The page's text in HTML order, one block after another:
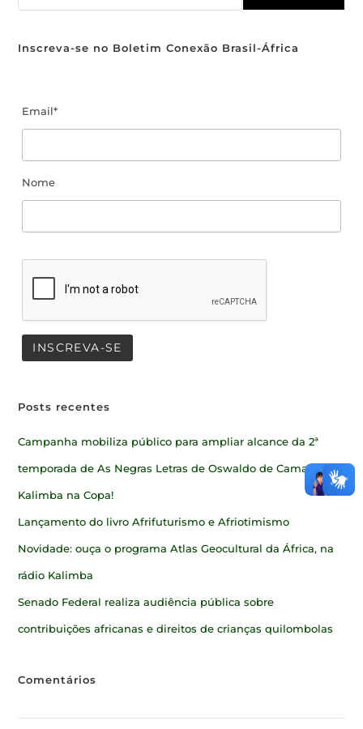
Inscreva-se no Boletim Conexão Brasil-África
Email*
Nome
Posts recentes
Campanha mobiliza público para ampliar alcance da 2ª
temporada de As Negras Letras de Oswaldo de Camargo
Kalimba na Copa!
Lançamento do livro Afrifuturismo e Afriotimismo
Novidade: ouça o programa Atlas Geocultural da África, na
rádio Kalimba
Senado Federal realiza audiência pública sobre
contribuições africanas e direitos de crianças quilombolas
Comentários